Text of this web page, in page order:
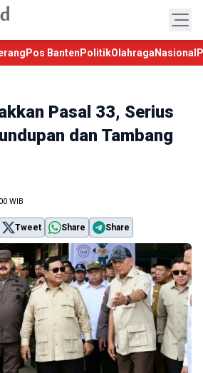
Pos Banten PolitikOlahraga Nasional
Pasal 33, Serius
dan Tambang
WIB
Tweet Share Share